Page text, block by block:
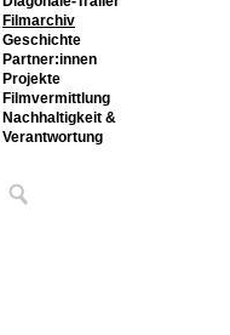
Filmarchiv
Geschichte
Partner:innen
Projekte
Filmvermittlung
Nachhaltigkeit &
Verantwortung